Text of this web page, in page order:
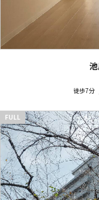
徒歩7分
FULL